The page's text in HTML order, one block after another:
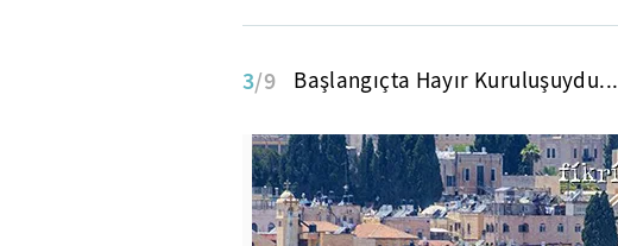
3/9 Başlangıçta Hayır Kuruluşuydu...